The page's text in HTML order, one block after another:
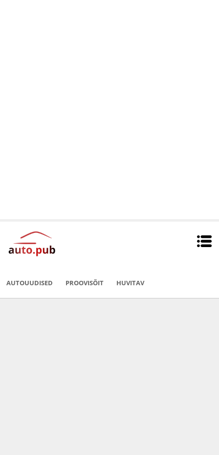
AUTOUUDISED PROOVISÕIT HUVITAV